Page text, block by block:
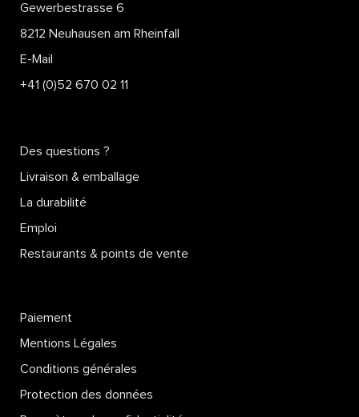
Gewerbestrasse 6
8212 Neuhausen am Rheinfall
E-Mail
+41 (0)52 670 02 11
Des questions ?
Livraison & emballage
La durabilité
Emploi
Restaurants & points de vente
Paiement
Mentions Légales
Conditions générales
Protection des données